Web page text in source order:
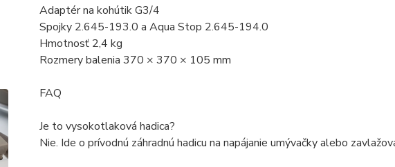
Adaptér na kohútik G3/4
Spojky 2.645-193.0 a Aqua Stop 2.645-194.0
Hmotnosť 2,4 kg
Rozmery balenia 370 × 370 × 105 mm
FAQ
Je to vysokotlaková hadica?
Nie. Ide o prívodnú záhradnú hadicu na napájanie umývačky alebo